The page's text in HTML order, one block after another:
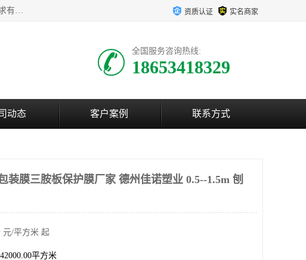
该类保护膜有复合，透明、奶白、蓝色、黑白等膜型。特高粘，高粘，中高粘，中粘，中低粘，低粘等。对于不同的粘力要求有相应的产品相适配。无胶渍残留污染。在较宽的收卷幅度下平整无皱纹，收卷长度大，利于机械化及自动化施工粘贴。为您的产品提供的表面保护解决方案。 产品广泛适用于：铝材、不锈钢、金属、塑料、电子、家电、家具、玻璃、化工材料、装饰材料等。 资质认证 实名商家
全国服务咨询热线:
18653418329
动态 客户案例 联系方式
装膜三胺板保护膜厂家 德州佳诺塑业 0.5--1.5m 刨
元/平方米 起
平方米